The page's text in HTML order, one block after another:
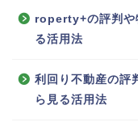
roperty+の評判や
る活用法
利回り不動産の評
ら見る活用法